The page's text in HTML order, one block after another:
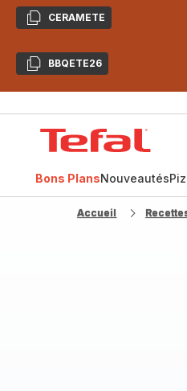
CopierCERAMETE
CopierBBQETE26
Bons PlansNouveautés
Accueil